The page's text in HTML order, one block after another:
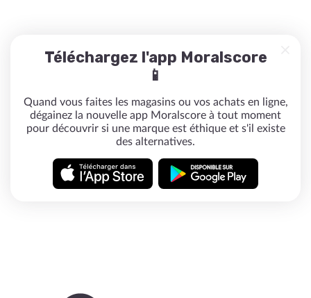
Téléchargez l'app Moralscore
📱
Quand vous faites les magasins ou vos achats en ligne,
dégainez la nouvelle app Moralscore à tout moment
pour découvrir si une marque est éthique et s'il existe
des alternatives.